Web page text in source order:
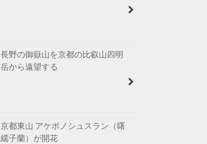
長野の御嶽山を京都の比叡山四明
岳から遠望する
京都東山 アケボノシュスラン（曙
繻子蘭）が開花